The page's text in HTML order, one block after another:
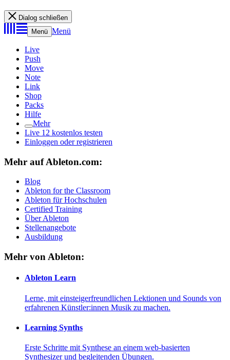
Dialog schließen
Menü Menü
Live
Push
Move
Note
Link
Shop
Packs
Hilfe
Mehr
Live 12 kostenlos testen
Einloggen oder registrieren
Mehr auf Ableton.com:
Blog
Ableton for the Classroom
Ableton für Hochschulen
Certified Training
Über Ableton
Stellenangebote
Ausbildung
Mehr von Ableton:
Ableton Learn
Lerne, mit einsteigerfreundlichen Lektionen und Sounds von
erfahrenen Künstler:innen Musik zu machen.
Learning Synths
Erste Schritte mit Synthese an einem web-basierten
Synthesizer und begleitenden Übungen.